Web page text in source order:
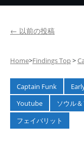
← 以前の投稿
Home>Findings Top>
Captain Funk
Youtube
ソウル
フェイバリット